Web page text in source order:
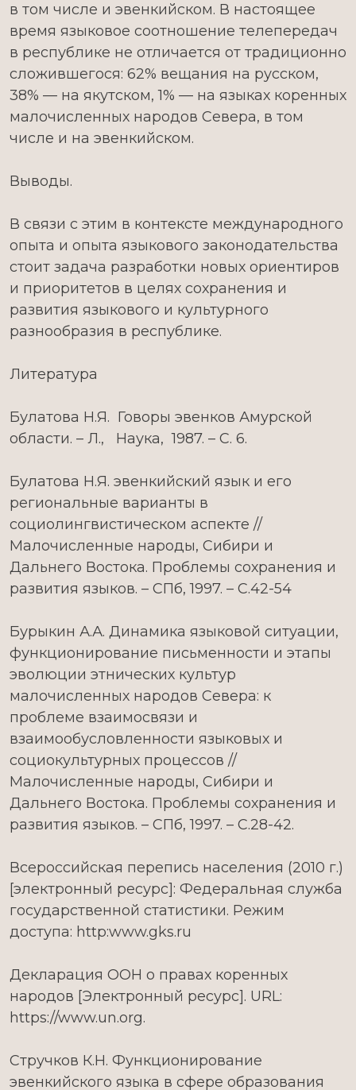
в том числе и эвенкийском. В настоящее
время языковое соотношение телепередач
в республике не отличается от традиционно
сложившегося: 62% вещания на русском,
38% — на якутском, 1% — на языках коренных
малочисленных народов Севера, в том
числе и на эвенкийском.
Выводы.
В связи с этим в контексте международного
опыта и опыта языкового законодательства
стоит задача разработки новых ориентиров
и приоритетов в целях сохранения и
развития языкового и культурного
разнообразия в республике.
Литература
Булатова Н.Я. Говоры эвенков Амурской
области. – Л., Наука, 1987. – С. 6.
Булатова Н.Я. эвенкийский язык и его
региональные варианты в
социолингвистическом аспекте //
Малочисленные народы, Сибири и
Дальнего Востока. Проблемы сохранения и
развития языков. – СПб, 1997. – С.42-54
Бурыкин А.А. Динамика языковой ситуации,
функционирование письменности и этапы
эволюции этнических культур
малочисленных народов Севера: к
проблеме взаимосвязи и
взаимообусловленности языковых и
социокультурных процессов //
Малочисленные народы, Сибири и
Дальнего Востока. Проблемы сохранения и
развития языков. – СПб, 1997. – С.28-42.
Всероссийская перепись населения (2010 г.)
[электронный ресурс]: Федеральная служба
государственной статистики. Режим
доступа: http:www.gks.ru
Декларация ООН о правах коренных
народов [Электронный ресурс]. URL:
https://www.un.org.
Стручков К.Н. Функционирование
эвенкийского языка в сфере образования